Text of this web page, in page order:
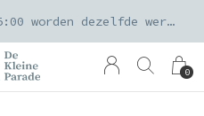
0
Orders geplaatst voor 15:00 worden dezelfde werkdag verzonden